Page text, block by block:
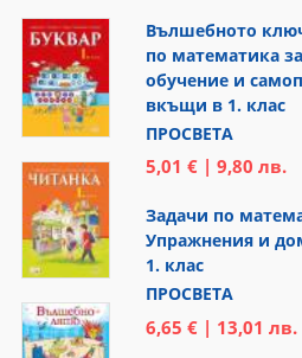
Вълшебното
по математика
обучение и
вкъщи в 1. клас
ПРОСВЕТА
5,01 € | 9,80 лв.
Задачи по
Упражнения и
1. клас
ПРОСВЕТА
6,65 € | 13,01 лв.